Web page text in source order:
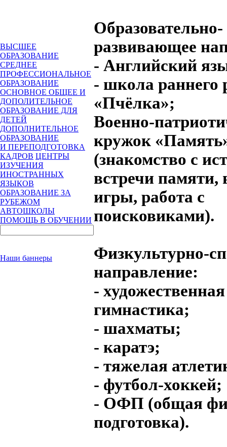
ВЫСШЕЕ
ОБРАЗОВАНИЕ
СРЕДНЕЕ
ПРОФЕССИОНАЛЬНОЕ
ОБРАЗОВАНИЕ
ОСНОВНОЕ ОБЩЕЕ И
ДОПОЛИТЕЛЬНОЕ
ОБРАЗОВАНИЕ ДЛЯ
ДЕТЕЙ
ДОПОЛНИТЕЛЬНОЕ
ОБРАЗОВАНИЕ
И ПЕРЕПОДГОТОВКА
КАДРОВ ЦЕНТРЫ
ИЗУЧЕНИЯ
ИНОСТРАННЫХ
ЯЗЫКОВ
ОБРАЗОВАНИЕ ЗА
РУБЕЖОМ
АВТОШКОЛЫ
ПОМОЩЬ В ОБУЧЕНИИ
Наши баннеры
Образовательно-
развивающее
- Английский
- школа раннего
«Пчёлка»;
Военно-
кружок
(знакомство с
встречи памяти,
игры, работа с
поисковиками).
Физкультурно-
направление:
- художественная
гимнастика;
- шахматы;
- каратэ;
- тяжелая
- футбол-хоккей;
- ОФП (общая
подготовка).